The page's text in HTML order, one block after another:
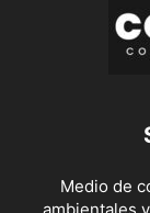
Medio de